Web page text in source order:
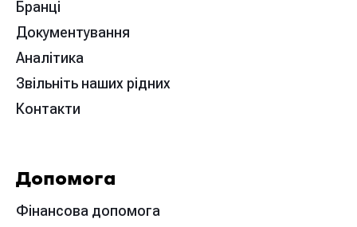
Бранці
Документування
Аналітика
Звільніть наших рідних
Контакти
Допомога
Фінансова допомога